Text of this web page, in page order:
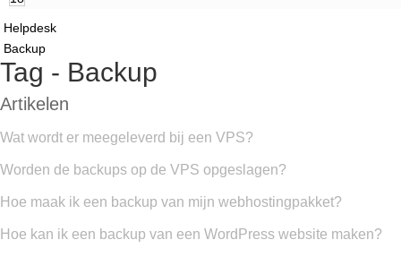
Helpdesk
Backup
Tag - Backup
Artikelen
Wat wordt er meegeleverd bij een VPS?
Worden de backups op de VPS opgeslagen?
Hoe maak ik een backup van mijn webhostingpakket?
Hoe kan ik een backup van een WordPress website maken?